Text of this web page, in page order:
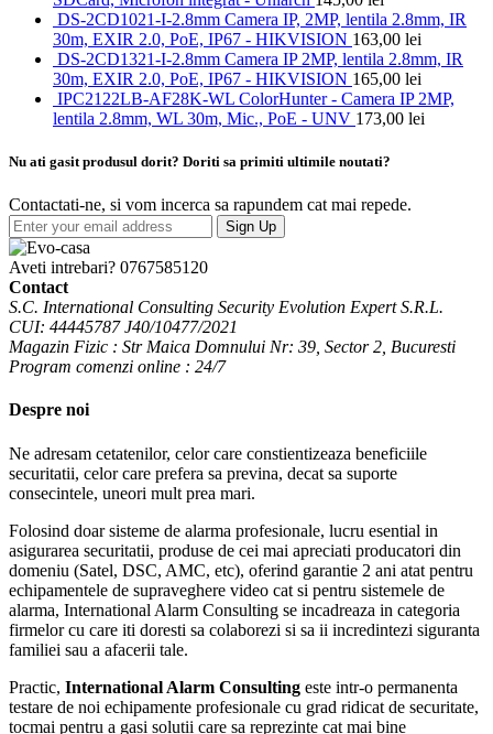
DS-2CD1021-I-2.8mm Camera IP, 2MP, lentila 2.8mm, IR
30m, EXIR 2.0, PoE, IP67 - HIKVISION 163,00 lei
DS-2CD1321-I-2.8mm Camera IP 2MP, lentila 2.8mm, IR
30m, EXIR 2.0, PoE, IP67 - HIKVISION 165,00 lei
IPC2122LB-AF28K-WL ColorHunter - Camera IP 2MP,
lentila 2.8mm, WL 30m, Mic., PoE - UNV 173,00 lei
Nu ati gasit produsul dorit? Doriti sa primiti ultimile noutati?
Contactati-ne, si vom incerca sa rapundem cat mai repede.
Sign Up
Aveti intrebari? 0767585120
Contact
S.C. International Consulting Security Evolution Expert S.R.L.
CUI: 44445787 J40/10477/2021
Magazin Fizic : Str Maica Domnului Nr: 39, Sector 2, Bucuresti
Program comenzi online : 24/7
Despre noi
Ne adresam cetatenilor, celor care constientizeaza beneficiile
securitatii, celor care prefera sa previna, decat sa suporte
consecintele, uneori mult prea mari.
Folosind doar sisteme de alarma profesionale, lucru esential in
asigurarea securitatii, produse de cei mai apreciati producatori din
domeniu (Satel, DSC, AMC, etc), oferind garantie 2 ani atat pentru
echipamentele de supraveghere video cat si pentru sistemele de
alarma, International Alarm Consulting se incadreaza in categoria
firmelor cu care iti doresti sa colaborezi si sa ii incredintezi siguranta
familiei sau a afacerii tale.
Practic, International Alarm Consulting este intr-o permanenta
testare de noi echipamente profesionale cu grad ridicat de securitate,
tocmai pentru a gasi solutii care sa reprezinte cat mai bine